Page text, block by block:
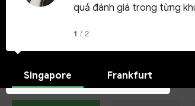
Singapore Frankfurt
quả đánh giá trong từng
1 / 2